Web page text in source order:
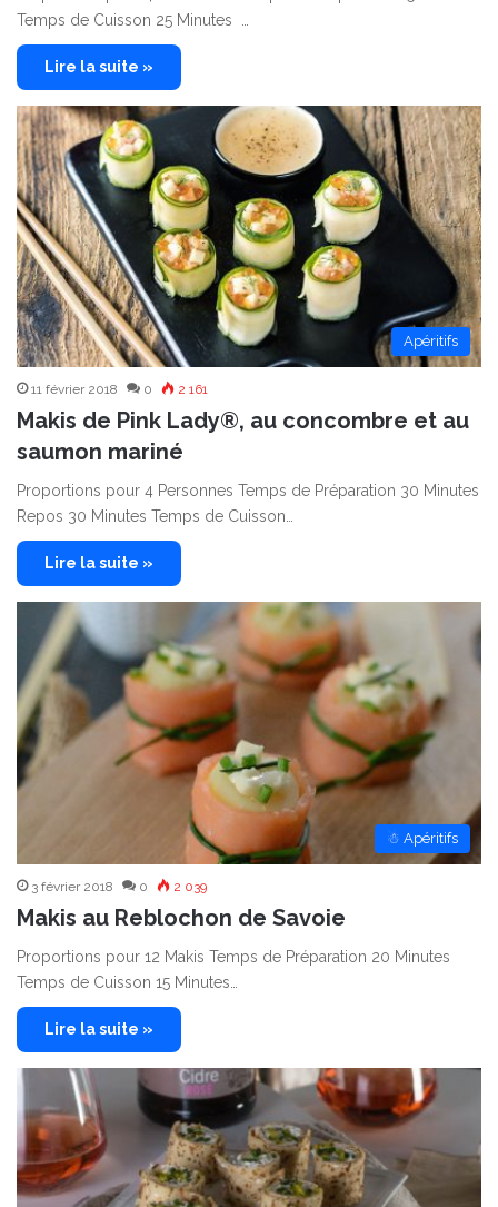
Temps de Cuisson 25 Minutes …
Lire la suite »
Apéritifs
11 février 2018 0 2 161
Makis de Pink Lady®, au concombre et au
saumon mariné
Proportions pour 4 Personnes Temps de Préparation 30 Minutes
Repos 30 Minutes Temps de Cuisson…
Lire la suite »
☃ Apéritifs
3 février 2018 0 2 039
Makis au Reblochon de Savoie
Proportions pour 12 Makis Temps de Préparation 20 Minutes
Temps de Cuisson 15 Minutes…
Lire la suite »